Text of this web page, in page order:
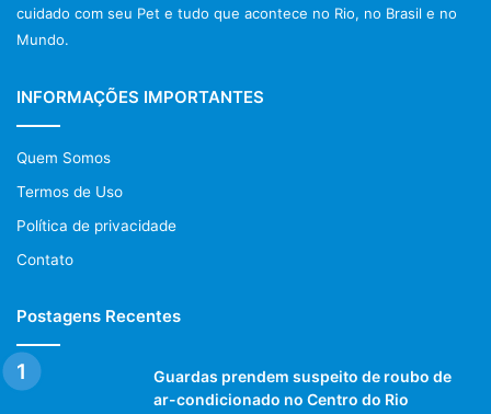
cuidado com seu Pet e tudo que acontece no Rio, no Brasil e no
Mundo.
INFORMAÇÕES IMPORTANTES
Quem Somos
Termos de Uso
Política de privacidade
Contato
Postagens Recentes
Guardas prendem suspeito de roubo de
ar-condicionado no Centro do Rio